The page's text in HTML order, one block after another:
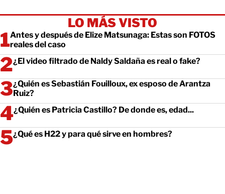
LO MÁS VISTO
Antes y después de Elize Matsunaga: Estas son FOTOS
reales del caso
¿El video filtrado de Naldy Saldaña es real o fake?
¿Quién es Sebastián Fouilloux, ex esposo de Arantza
Ruiz?
¿Quién es Patricia Castillo? De donde es, edad...
¿Qué es H22 y para qué sirve en hombres?